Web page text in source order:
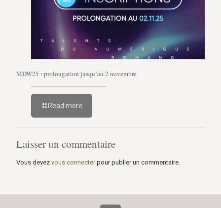
MDW25 : prolongation jusqu’au 2 novembre
Read more
Laisser un commentaire
Vous devez vous connecterpour publier un commentaire.